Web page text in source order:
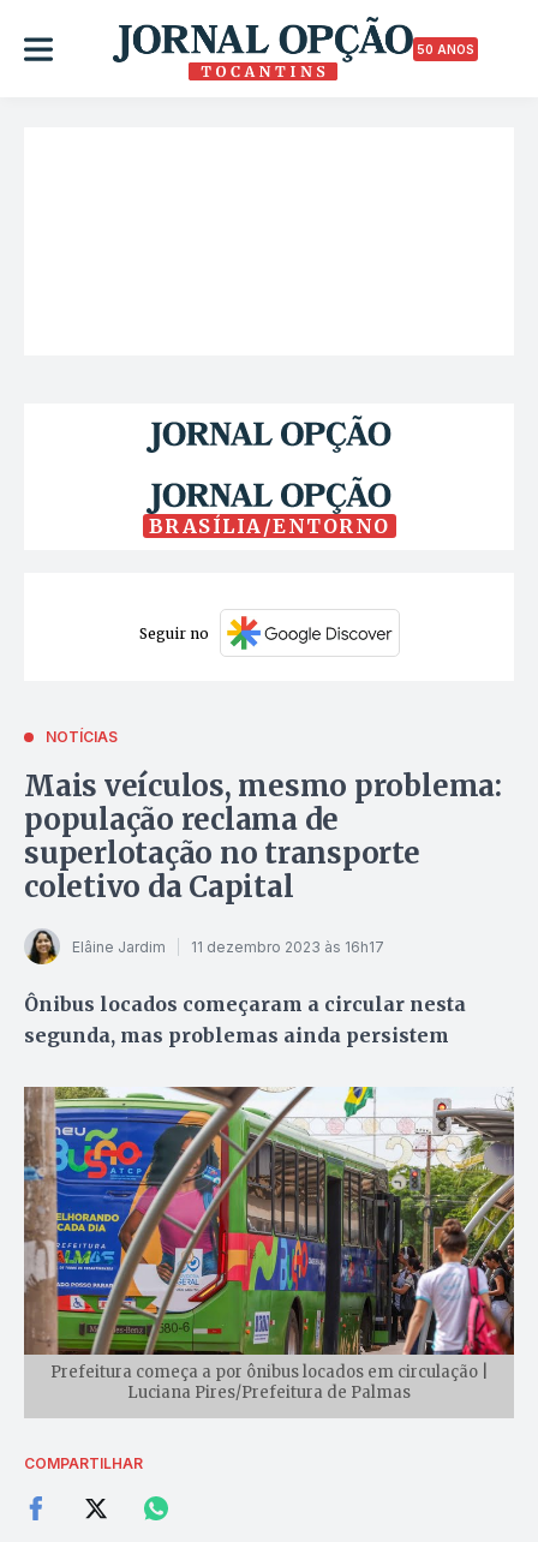
50 ANOS
BRASÍLIA/ENTORNO
Seguir no
NOTÍCIAS
Mais veículos, mesmo problema:
população reclama de
superlotação no transporte
coletivo da Capital
Elâine Jardim 11 dezembro 2023 às 16h17
Ônibus locados começaram a circular nesta
segunda, mas problemas ainda persistem
Prefeitura começa a por ônibus locados em circulação |
Luciana Pires/Prefeitura de Palmas
COMPARTILHAR